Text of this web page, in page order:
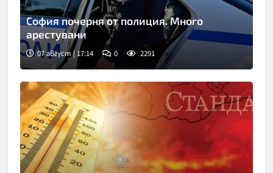
София почерня от полиция. Много
арестувани
07 август | 17:14 0 2291